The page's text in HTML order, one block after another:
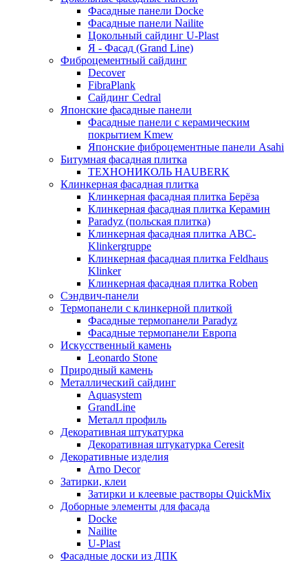
Фасадные панели Docke
Фасадные панели Nailite
Цокольный сайдинг U-Plast
Я - Фасад (Grand Line)
Фиброцементный сайдинг
Decover
FibraPlank
Сайдинг Cedral
Японские фасадные панели
Фасадные панели с керамическим
покрытием Kmew
Японские фиброцементные панели Asahi
Битумная фасадная плитка
ТЕХНОНИКОЛЬ HAUBERK
Клинкерная фасадная плитка
Клинкерная фасадная плитка Берёза
Клинкерная фасадная плитка Керамин
Paradyz (польская плитка)
Клинкерная фасадная плитка ABC-
Klinkergruppe
Клинкерная фасадная плитка Feldhaus
Klinker
Клинкерная фасадная плитка Roben
Сэндвич-панели
Термопанели с клинкерной плиткой
Фасадные термопанели Paradyz
Фасадные термопанели Европа
Искусственный камень
Leonardo Stone
Природный камень
Металлический сайдинг
Aquasystem
GrandLine
Металл профиль
Декоративная штукатурка
Декоративная штукатурка Ceresit
Декоративные изделия
Arno Decor
Затирки, клеи
Затирки и клеевые растворы QuickMix
Доборные элементы для фасада
Docke
Nailite
U-Plast
Фасадные доски из ДПК